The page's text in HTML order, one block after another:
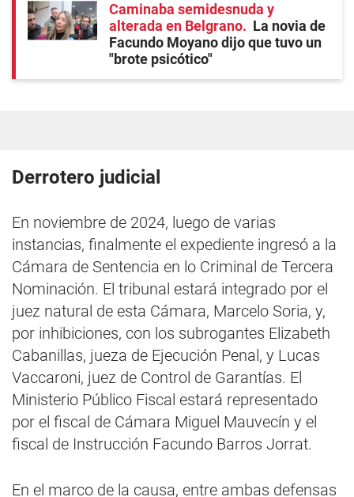
Caminaba semidesnuda y
alterada en Belgrano
La novia de
Facundo Moyano dijo que tuvo un
"brote psicótico"
Derrotero judicial
En noviembre de 2024, luego de varias
instancias, finalmente el expediente ingresó a la
Cámara de Sentencia en lo Criminal de Tercera
Nominación. El tribunal estará integrado por el
juez natural de esta Cámara, Marcelo Soria, y,
por inhibiciones, con los subrogantes Elizabeth
Cabanillas, jueza de Ejecución Penal, y Lucas
Vaccaroni, juez de Control de Garantías. El
Ministerio Público Fiscal estará representado
por el fiscal de Cámara Miguel Mauvecín y el
fiscal de Instrucción Facundo Barros Jorrat.
En el marco de la causa, entre ambas defensas